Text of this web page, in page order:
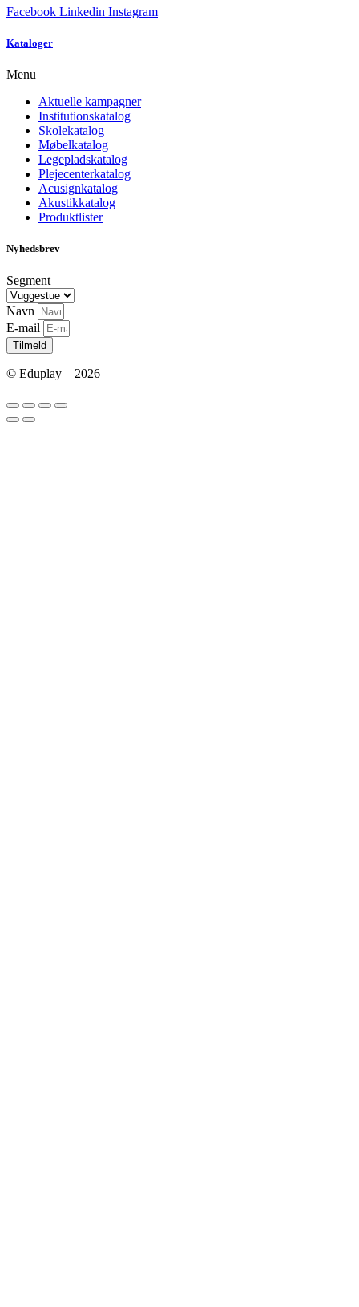
Facebook Linkedin Instagram
Kataloger
Menu
Aktuelle kampagner
Institutionskatalog
Skolekatalog
Møbelkatalog
Legepladskatalog
Plejecenterkatalog
Acusignkatalog
Akustikkatalog
Produktlister
Nyhedsbrev
Segment
Navn
E-mail
Tilmeld
© Eduplay – 2026